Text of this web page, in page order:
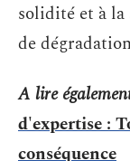
solidité et à
de
A lire
d'expertise :
conséquence